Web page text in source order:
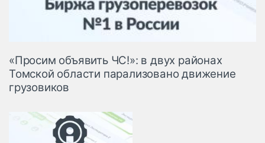
«Просим объявить ЧС!»: в двух районах
Томской области парализовано движение
грузовиков